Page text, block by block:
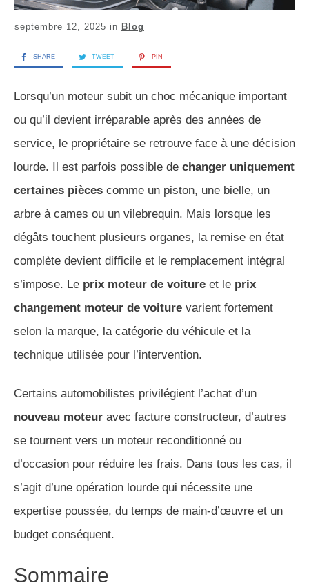
septembre 12, 2025 in Blog
SHARE TWEET PIN
Lorsqu’un moteur subit un choc mécanique important
ou qu’il devient irréparable après des années de
service, le propriétaire se retrouve face à une décision
lourde. Il est parfois possible de changer uniquement
certaines pièces comme un piston, une bielle, un
arbre à cames ou un vilebrequin. Mais lorsque les
dégâts touchent plusieurs organes, la remise en état
complète devient difficile et le remplacement intégral
s’impose. Le prix moteur de voiture et le prix
changement moteur de voiture varient fortement
selon la marque, la catégorie du véhicule et la
technique utilisée pour l’intervention.
Certains automobilistes privilégient l’achat d’un
nouveau moteur avec facture constructeur, d’autres
se tournent vers un moteur reconditionné ou
d’occasion pour réduire les frais. Dans tous les cas, il
s’agit d’une opération lourde qui nécessite une
expertise poussée, du temps de main-d’œuvre et un
budget conséquent.
Sommaire